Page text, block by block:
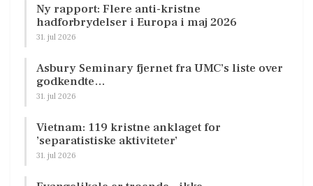
Ny rapport: Flere anti-kristne
hadforbrydelser i Europa i maj 2026
31. jul 2026
Asbury Seminary fjernet fra UMC’s liste over
godkendte…
31. jul 2026
Vietnam: 119 kristne anklaget for
’separatistiske aktiviteter’
31. jul 2026